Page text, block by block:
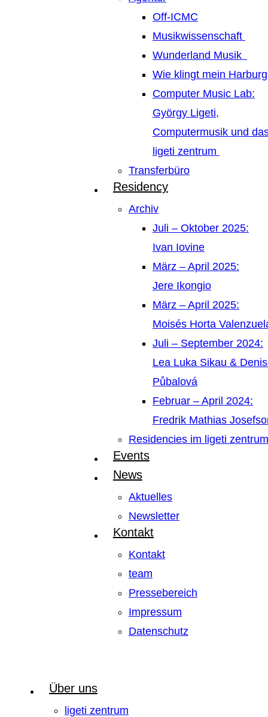
Off-ICMC
Musikwissenschaft
Wunderland Musik
Wie klingt mein Harburg
Computer Music Lab:
György Ligeti,
Computermusik und
ligeti zentrum
Transferbüro
Residency
Archiv
Juli – Oktober 2025:
Ivan Iovine
März – April 2025:
Jere Ikongio
März – April 2025:
Moisés Horta
Juli – September 2024:
Lea Luka Sikau &
Půbalová
Februar – April 2024:
Fredrik Mathias
Residencies im ligeti zentrum
Events
News
Aktuelles
Newsletter
Kontakt
Kontakt
team
Pressebereich
Impressum
Datenschutz
Über uns
ligeti zentrum